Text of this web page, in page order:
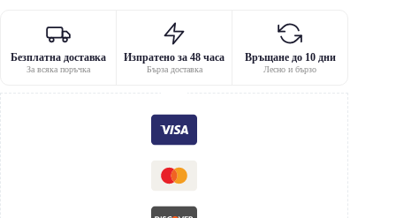
Безплатна доставка
За всяка поръчка
Изпратено за 48 часа
Бърза доставка
Връщане до 10 дни
Лесно и бързо